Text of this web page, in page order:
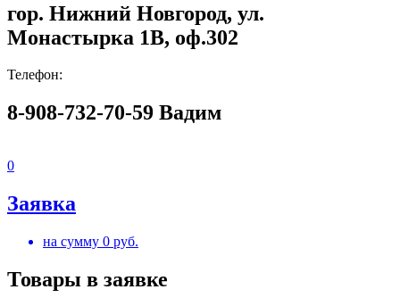
гор. Нижний Новгород, ул.
Монастырка 1В, оф.302
Телефон:
8-908-732-70-59 Вадим
0
Заявка
на сумму 0 руб.
Товары в заявке